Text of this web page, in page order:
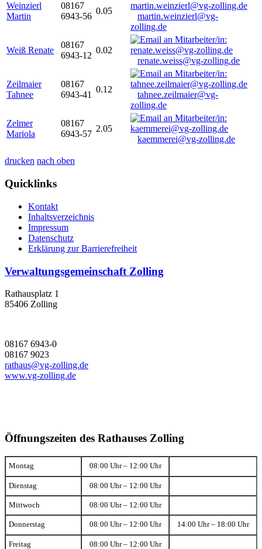
Weinzierl
Martin
08167
6943-56
0.05
martin.weinzierl@vg-
zolling.de
Weiß Renate
08167
6943-12
0.02
renate.weiss@vg-zolling.de
Zeilmaier
Tahnee
08167
6943-41
0.12
tahnee.zeilmaier@vg-
zolling.de
Zelmer
Mariola
08167
6943-57
2.05
kaemmerei@vg-zolling.de
drucken nach oben
Quicklinks
Kontakt
Inhaltsverzeichnis
Impressum
Datenschutz
Erklärung zur Barrierefreiheit
Verwaltungsgemeinschaft Zolling
Rathausplatz 1
85406 Zolling
08167 6943-0
08167 9023
rathaus@vg-zolling.de
www.vg-zolling.de
Öffnungszeiten des Rathauses Zolling
Montag 08:00 Uhr – 12:00 Uhr
Dienstag 08:00 Uhr – 12:00 Uhr
Mittwoch 08:00 Uhr – 12:00 Uhr
Donnerstag 08:00 Uhr – 12:00 Uhr 14:00 Uhr – 18:00 Uhr
Freitag 08:00 Uhr – 12:00 Uhr